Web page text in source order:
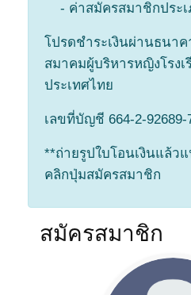
- ค่าสมัครสมาชิกประเ
โปรดชำระเงินผ่านธนา
สมาคมผู้บริหารหญิงโรง
ประเทศไทย
เลขที่บัญชี 664-2-92689-
**ถ่ายรูปใบโอนเงินแล้ว
คลิกปุ่มสมัครสมาชิก
สมัครสมาชิก